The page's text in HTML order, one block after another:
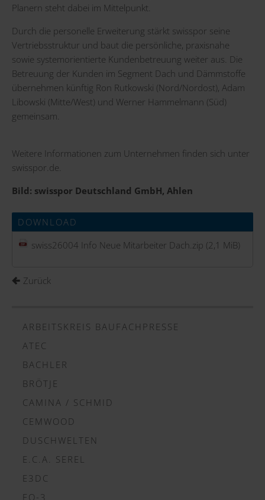
Planern steht dabei im Mittelpunkt.
Durch die personelle Erweiterung stärkt swisspor seine
Vertriebsstruktur und baut die persönliche, praxisnahe
sowie systemorientierte Kundenbetreuung weiter aus. Die
Betreuung der Kunden im Segment Dach und Dämmstoffe
übernehmen künftig Ron Rutkowski (Nord/Nordost), Adam
Libowski (Mitte/West) und Werner Hammelmann (Süd)
gemeinsam.
Weitere Informationen zum Unternehmen finden sich unter
swisspor.de.
Bild: swisspor Deutschland GmbH, Ahlen
DOWNLOAD
swiss26004 Info Neue Mitarbeiter Dach.zip (2,1 MiB)
Zurück
ARBEITSKREIS BAUFACHPRESSE
ATEC
BACHLER
BRÖTJE
CAMINA / SCHMID
CEMWOOD
DUSCHWELTEN
E.C.A. SEREL
E3DC
EQ-3